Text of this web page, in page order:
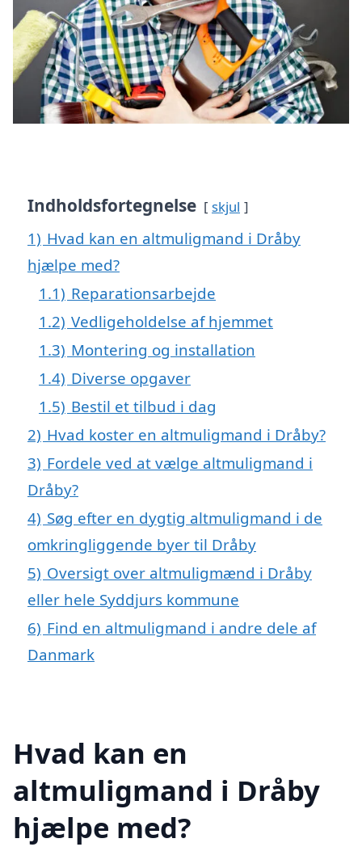
Indholdsfortegnelse skjul
1) Hvad kan en altmuligmand i Dråby
hjælpe med?
1.1) Reparationsarbejde
1.2) Vedligeholdelse af hjemmet
1.3) Montering og installation
1.4) Diverse opgaver
1.5) Bestil et tilbud i dag
2) Hvad koster en altmuligmand i Dråby?
3) Fordele ved at vælge altmuligmand i
Dråby?
4) Søg efter en dygtig altmuligmand i de
omkringliggende byer til Dråby
5) Oversigt over altmuligmænd i Dråby
eller hele Syddjurs kommune
6) Find en altmuligmand i andre dele af
Danmark
Hvad kan en
altmuligmand i Dråby
hjælpe med?